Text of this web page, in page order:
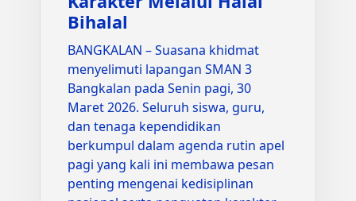
Bihalal
BANGKALAN – Suasana khidmat
menyelimuti lapangan SMAN 3
Bangkalan pada Senin pagi, 30
Maret 2026. Seluruh siswa, guru,
dan tenaga kependidikan
berkumpul dalam agenda rutin apel
pagi yang kali ini membawa pesan
penting mengenai kedisiplinan